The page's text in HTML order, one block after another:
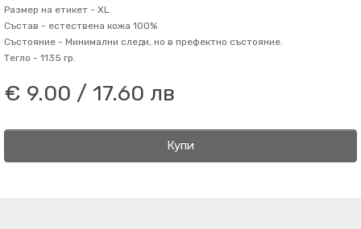
Размер на етикет - XL
Състав - естествена кожа 100%
Състояние - Минимални следи, но в префектно състояние.
Тегло - 1135 гр.
€ 9.00 / 17.60 лв
Купи